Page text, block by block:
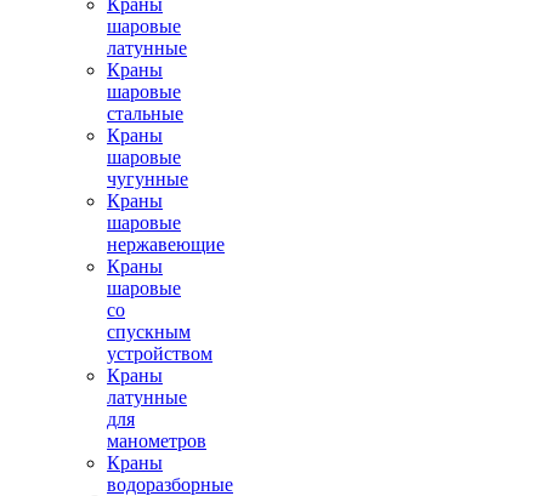
Краны
шаровые
латунные
Краны
шаровые
стальные
Краны
шаровые
чугунные
Краны
шаровые
нержавеющие
Краны
шаровые
со
спускным
устройством
Краны
латунные
для
манометров
Краны
водоразборные